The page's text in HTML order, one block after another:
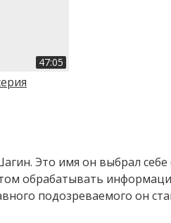
47:05
Это имя он выбрал
обрабатывать
подозреваемого он